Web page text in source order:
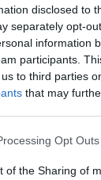
disclosed to
separately opt-
information
participants.
to third parties
that may
website/app uses
or usage
Opt Outs
of the Sharing of
του είναι
Νταντά για